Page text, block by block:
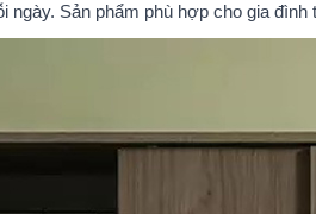
Sản phẩm phù hợp cho gia